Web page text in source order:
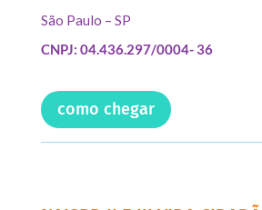
São Paulo – SP
CNPJ: 04.436.297/0004- 36
como chegar